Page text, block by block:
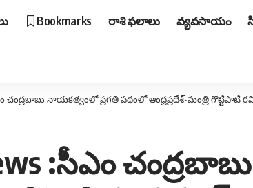
Bookmarks రాశి ఫలాలు వ్యవసాయం
చంద్ర‌బాబు నాయ‌క‌త్వంలో ప్ర‌గ‌తి ప‌థంలో ఆంధ్రప్రదేశ్-మంత్రి గొట్టిపాటి
:సీఎం